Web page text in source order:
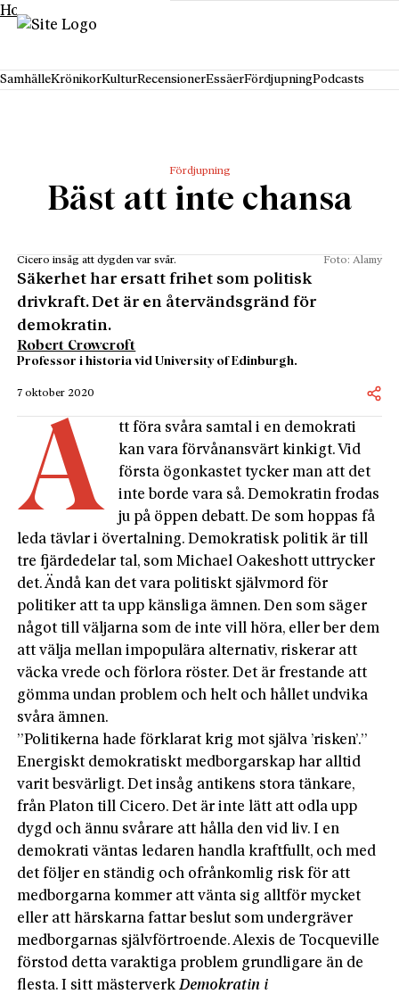
Hoppa till innehåll
SamhälleKrönikorKulturRecensionerEssäerFördjupningPodcasts
Fördjupning
Bäst att inte chansa
Cicero insåg att dygden var svår. Foto: Alamy
Säkerhet har ersatt frihet som politisk
drivkraft. Det är en återvändsgränd för
demokratin.
Robert Crowcroft
Professor i historia vid University of Edinburgh.
7 oktober 2020
A
tt föra svåra samtal i en demokrati
kan vara förvånansvärt kinkigt. Vid
första ögonkastet tycker man att det
inte borde vara så. Demokratin frodas
ju på öppen debatt. De som hoppas få
leda tävlar i övertalning. Demokratisk politik är till
tre fjärdedelar tal, som Michael Oakeshott uttrycker
det. Ändå kan det vara politiskt självmord för
politiker att ta upp känsliga ämnen. Den som säger
något till väljarna som de inte vill höra, eller ber dem
att välja mellan impopulära alternativ, riskerar att
väcka vrede och förlora röster. Det är frestande att
gömma undan problem och helt och hållet undvika
svåra ämnen.
”Politikerna hade förklarat krig mot själva ’risken’.”
Energiskt demokratiskt medborgarskap har alltid
varit besvärligt. Det insåg antikens stora tänkare,
från Platon till Cicero. Det är inte lätt att odla upp
dygd och ännu svårare att hålla den vid liv. I en
demokrati väntas ledaren handla kraftfullt, och med
det följer en ständig och ofrånkomlig risk för att
medborgarna kommer att vänta sig alltför mycket
eller att härskarna fattar beslut som undergräver
medborgarnas självförtroende. Alexis de Tocqueville
förstod detta varaktiga problem grundligare än de
flesta. I sitt mästerverkDemokratin i